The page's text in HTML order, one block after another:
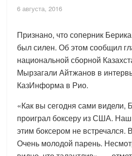
6 августа, 2016
Признано, что соперник
был силен. Об этом сообщил
национальной сборной
Мырзагали Айтжанов в
КазИнформа в Рио.
«Как вы сегодня сами видели,
проиграл боксеру из США.
этим боксером не встречался.
Очень молодой парень.